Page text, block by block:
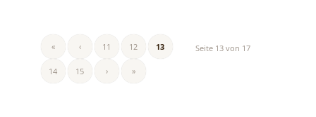
Seite 13 von 17
« ‹ 11 12 13
14 15 › »